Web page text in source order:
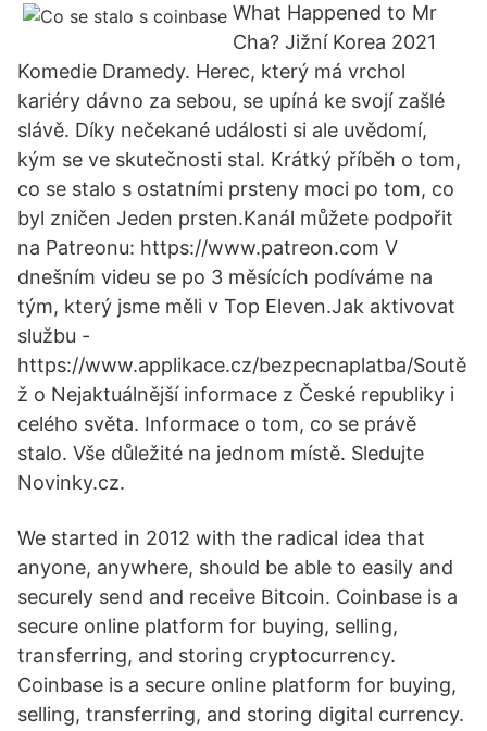
What Happened to Mr
Cha? Jižní Korea 2021
Komedie Dramedy. Herec, který má vrchol
kariéry dávno za sebou, se upíná ke svojí zašlé
slávě. Díky nečekané události si ale uvědomí,
kým se ve skutečnosti stal. Krátký příběh o tom,
co se stalo s ostatními prsteny moci po tom, co
byl zničen Jeden prsten.Kanál můžete podpořit
na Patreonu: https://www.patreon.com V
dnešním videu se po 3 měsících podíváme na
tým, který jsme měli v Top Eleven.Jak aktivovat
službu -
https://www.applikace.cz/bezpecnaplatba/Soutě
ž o Nejaktuálnější informace z České republiky i
celého světa. Informace o tom, co se právě
stalo. Vše důležité na jednom místě. Sledujte
Novinky.cz.
We started in 2012 with the radical idea that
anyone, anywhere, should be able to easily and
securely send and receive Bitcoin. Coinbase is a
secure online platform for buying, selling,
transferring, and storing cryptocurrency.
Coinbase is a secure online platform for buying,
selling, transferring, and storing digital currency.